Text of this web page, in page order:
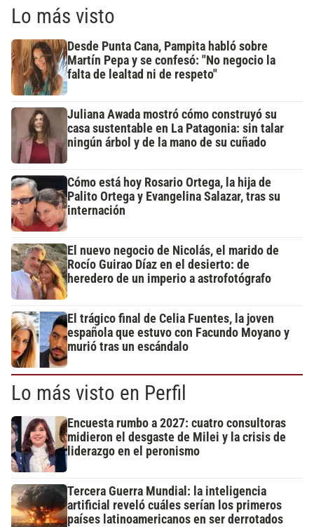
Lo más visto
Desde Punta Cana, Pampita habló sobre
Martín Pepa y se confesó: "No negocio la
falta de lealtad ni de respeto"
Juliana Awada mostró cómo construyó su
casa sustentable en La Patagonia: sin talar
ningún árbol y de la mano de su cuñado
Cómo está hoy Rosario Ortega, la hija de
Palito Ortega y Evangelina Salazar, tras su
internación
El nuevo negocio de Nicolás, el marido de
Rocío Guirao Díaz en el desierto: de
heredero de un imperio a astrofotógrafo
El trágico final de Celia Fuentes, la joven
española que estuvo con Facundo Moyano y
murió tras un escándalo
Lo más visto en Perfil
Encuesta rumbo a 2027: cuatro consultoras
midieron el desgaste de Milei y la crisis de
liderazgo en el peronismo
Tercera Guerra Mundial: la inteligencia
artificial reveló cuáles serían los primeros
países latinoamericanos en ser derrotados